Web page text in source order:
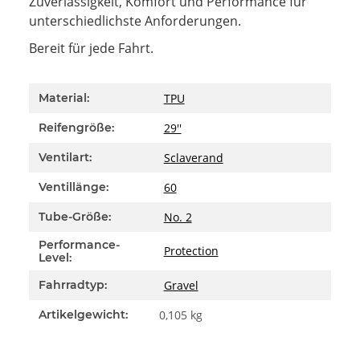
unterschiedlichste Anforderungen.
Bereit für jede Fahrt.
Produkteigenschaft
Wert
Material: TPU
Reifengröße: 29''
Ventilart: Sclaverand
Ventillänge: 60
Tube-Größe: No. 2
Performance-
Level:
Protection
Fahrradtyp: Gravel
Artikelgewicht: 0,105 kg